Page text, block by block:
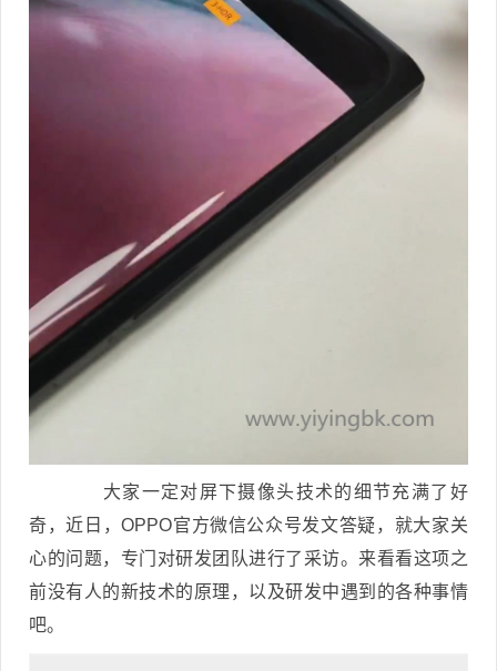
大家一定对屏下摄像头技术的细节充满了好
奇，近日，OPPO官方微信公众号发文答疑，就大家关
心的问题，专门对研发团队进行了采访。来看看这项之
前没有人的新技术的原理，以及研发中遇到的各种事情
吧。